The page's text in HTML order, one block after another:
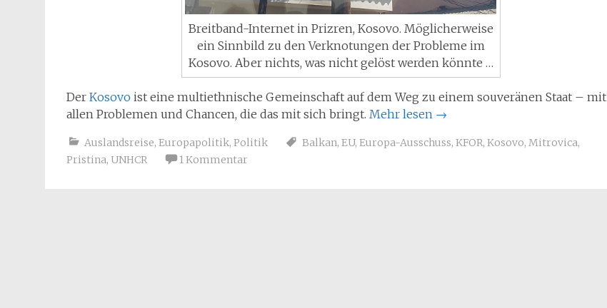
Breitband-Internet in Prizren, Kosovo. Möglicherweise
ein Sinnbild zu den Verknotungen der Probleme im
Kosovo. Aber nichts, was nicht gelöst werden könnte …
Der Kosovo ist eine multiethnische Gemeinschaft auf dem Weg zu einem souveränen Staat – mit
allen Problemen und Chancen, die das mit sich bringt. Mehr lesen →
Auslandsreise, Europapolitik, Politik Balkan, EU, Europa-Ausschuss, KFOR, Kosovo, Mitrovica,
Pristina, UNHCR 1 Kommentar